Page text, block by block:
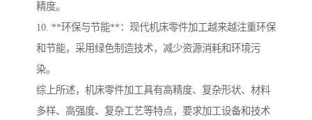
精度。
10. **环保与节能**：现代机床零件加工越来越注重环保
和节能，采用绿色制造技术，减少资源消耗和环境污
染。
综上所述，机床零件加工具有高精度、复杂形状、材料
多样、高强度、复杂工艺等特点，要求加工设备和技术